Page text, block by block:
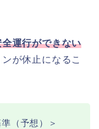
全運行ができない
が休止になるこ
（予想）＞